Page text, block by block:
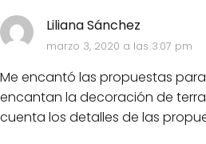
Liliana Sánchez
marzo 3, 2020 a las 3:07 pm
Me encantó las propuestas
encantan la decoración de
cuenta los detalles de las